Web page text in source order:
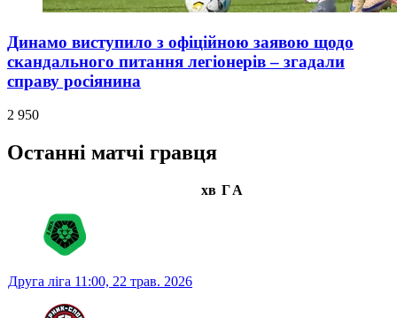
Динамо виступило з офіційною заявою щодо
скандального питання легіонерів – згадали
справу росіянина
2 950
Останні матчі гравця
хв ГА
Друга ліга 11:00, 22 трав. 2026